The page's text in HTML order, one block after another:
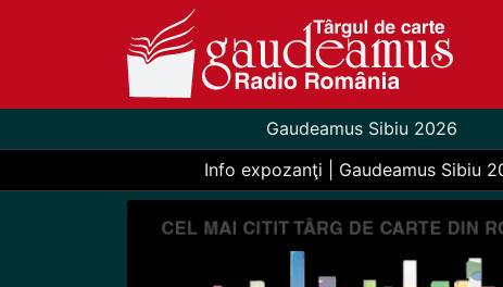
Gaudeamus Sibiu 2026
Info expozanţi | Gaudeamus Sibiu